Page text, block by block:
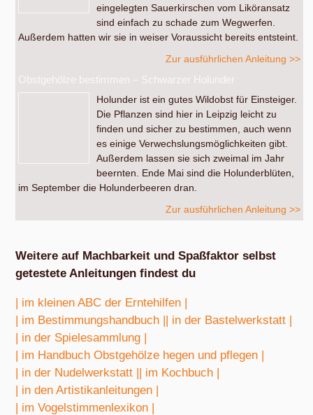
eingelegten Sauerkirschen vom Liköransatz
sind einfach zu schade zum Wegwerfen.
Außerdem hatten wir sie in weiser Voraussicht bereits entsteint.
Zur ausführlichen Anleitung >>
Obstgehölze bestimmen – Schwarzer Holunder
Holunder ist ein gutes Wildobst für Einsteiger.
Die Pflanzen sind hier in Leipzig leicht zu
finden und sicher zu bestimmen, auch wenn
es einige Verwechslungsmöglichkeiten gibt.
Außerdem lassen sie sich zweimal im Jahr
beernten. Ende Mai sind die Holunderblüten,
im September die Holunderbeeren dran.
Zur ausführlichen Anleitung >>
Weitere auf Machbarkeit und Spaßfaktor selbst
getestete Anleitungen findest du
| im kleinen ABC der Erntehilfen |
| im Bestimmungshandbuch || in der Bastelwerkstatt |
| in der Spielesammlung |
| im Handbuch Obstgehölze hegen und pflegen |
| in der Nudelwerkstatt || im Kochbuch |
| in den Artistikanleitungen |
| im Vogelstimmenlexikon |